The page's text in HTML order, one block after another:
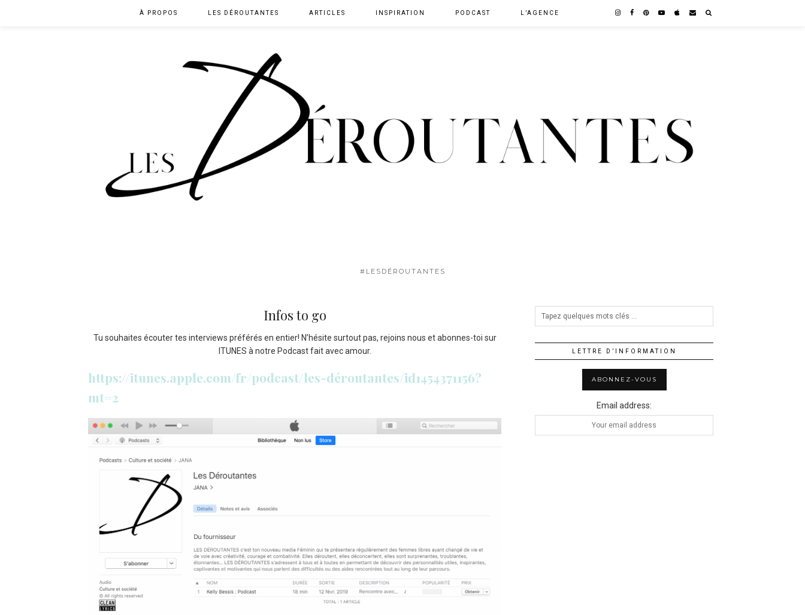
#LESDÉROUTANTES
À PROPOS LES DÉROUTANTES ARTICLES INSPIRATION PODCAST L’AGENCE
Infos to go
Tu souhaites écouter tes interviews préférés en entier! N’hésite surtout pas, rejoins nous et abonnes-toi sur
ITUNES à notre Podcast fait avec amour.
https://itunes.apple.com/fr/podcast/les-déroutantes/id1454371156?
mt=2
LETTRE D’INFORMATION
Email address: